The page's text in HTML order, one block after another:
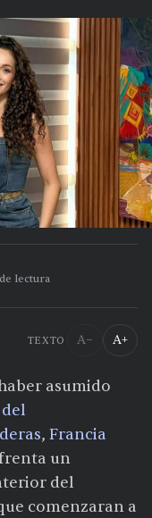
lectura
TEXTO A− A+
asumido
, Francia
un
del
comenzaran a